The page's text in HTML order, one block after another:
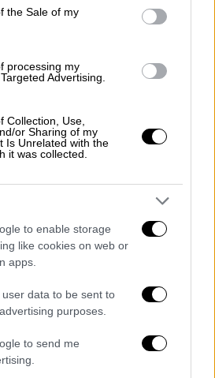
the Sale of my
processing my
Advertising.
Collection, Use,
or Sharing of my
Is Unrelated with the
it was collected.
to enable storage
like cookies on web or
apps.
data to be sent to
purposes.
to send me
ΑΕΚστο Κλ. Βικελίδης, που
για τις 13 και 14
μεταδόσεις
- Αστέρας Τρίπολης
- ΟΦΗ (Novasports 3HD)
2HD)
- Απόλλων (Novasports